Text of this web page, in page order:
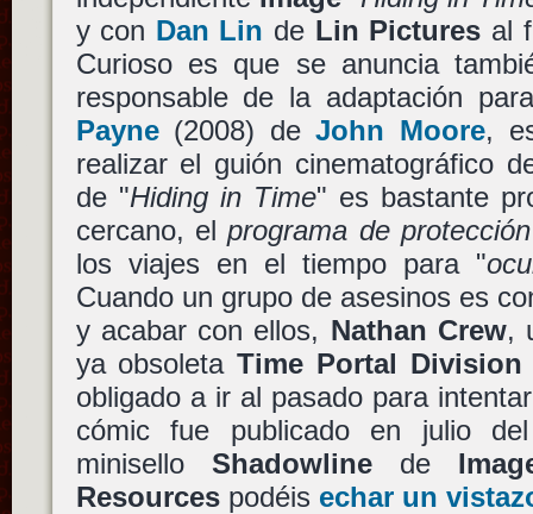
y con Dan Lin de Lin Pictures al
Curioso es que se anuncia
responsable de la adaptación
Payne(2008) deJohn Moore,
realizar el guión cinematográfico
de "Hiding in Time" es bastante
cercano, elprograma de
los viajes en el tiempo para "
Cuando un grupo de asesinos es
y acabar con ellos, Nathan Crew,
ya obsoletaTime Portal Division
obligado a ir al pasado para
cómic fue publicado en julio
minisello Shadowlinede
Resourcespodéis echar un